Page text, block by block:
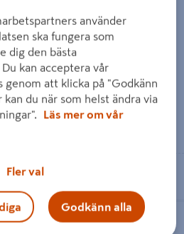
37MM
39 kr
GOLVSKYDD RUND M SPIK 22MM
12P 108 PLAST
använder
ska fungera som
dig den bästa
kan acceptera vår
genom att klicka på "Godkänn
kan du när som helst ändra via
Läs mer om vår
Fler val
Godkänn alla